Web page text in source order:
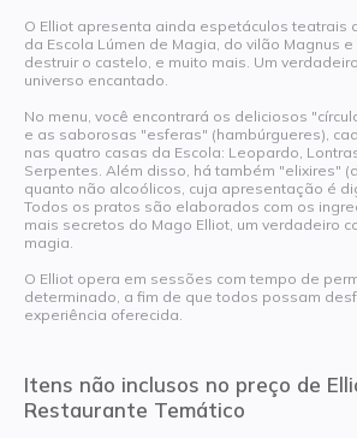
O Elliot apresenta ainda espetáculos teatrais
da Escola Lúmen de Magia, do vilão Magnus
destruir o castelo, e muito mais. Um
universo encantado.
No menu, você encontrará os deliciosos
e as saborosas "esferas" (hambúrgueres),
nas quatro casas da Escola: Leopardo,
Serpentes. Além disso, há também "elixires"
quanto não alcoólicos, cuja apresentação é
Todos os pratos são elaborados com os
mais secretos do Mago Elliot, um verdadeiro
magia.
O Elliot opera em sessões com tempo de
determinado, a fim de que todos possam
experiência oferecida.
Itens não inclusos no preço de
Restaurante Temático